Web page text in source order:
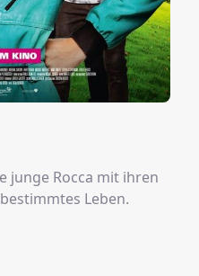
junge Rocca mit ihren
Leben.